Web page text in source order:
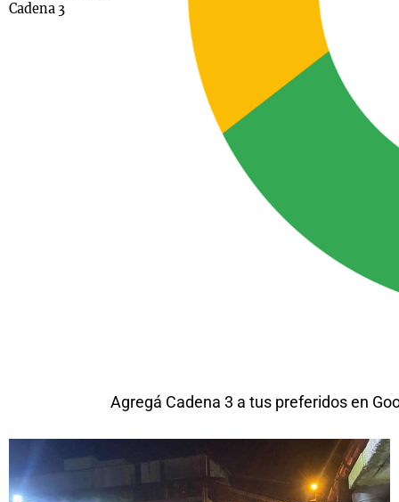
Cadena 3
Agregá Cadena 3 a tus preferidos en